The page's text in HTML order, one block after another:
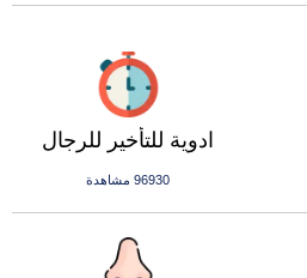
ادوية للتأخير للرجال
96930 مشاهدة